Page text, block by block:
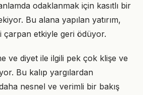
odaklanmak için kasıtlı bir
Bu alana yapılan yatırım,
çarpan etkiyle geri ödüyor.
ve diyet ile ilgili pek çok klişe ve
Bu kalıp yargılardan
nesnel ve verimli bir bakış